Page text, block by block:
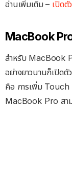
อ่านเพิ่มเติม – เปิด
MacBook
สำหรับ MacBook
อย่างยาวนานก็เปิดตั
คือ การเพิ่ม Touch
MacBook Pro สาม